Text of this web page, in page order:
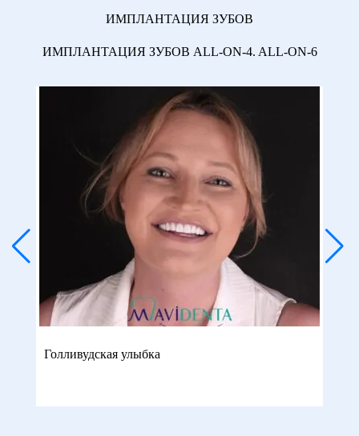
ИМПЛАНТАЦИЯ ЗУБОВ
ИМПЛАНТАЦИЯ ЗУБОВ ALL-ON-4. ALL-ON-6
Голливудская улыбка